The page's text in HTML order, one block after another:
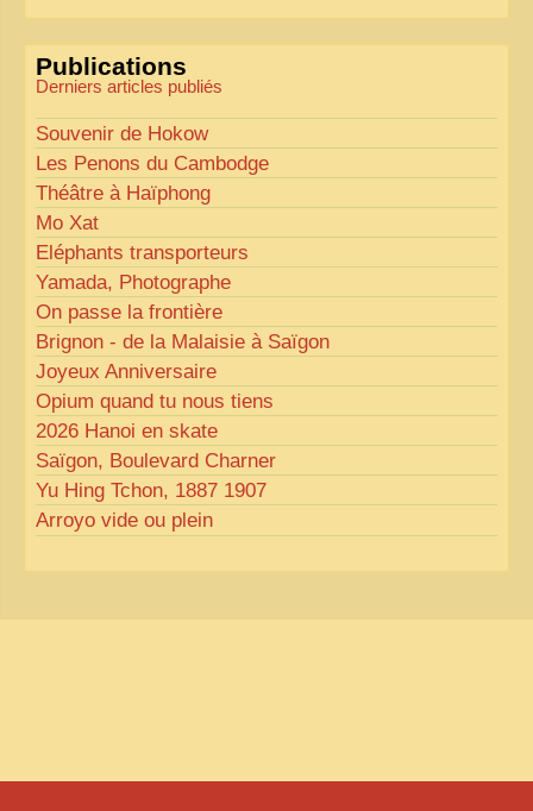
« Comme tout bon collectionneur le sait, la
perfection est un idéal… mais nous y travaillons
Publications
Derniers articles publiés
Souvenir de Hokow
Les Penons du Cambodge
Théâtre à Haïphong
Mo Xat
Eléphants transporteurs
Yamada, Photographe
On passe la frontière
Brignon - de la Malaisie à Saïgon
Joyeux Anniversaire
Opium quand tu nous tiens
2026 Hanoi en skate
Saïgon, Boulevard Charner
Yu Hing Tchon, 1887 1907
Arroyo vide ou plein